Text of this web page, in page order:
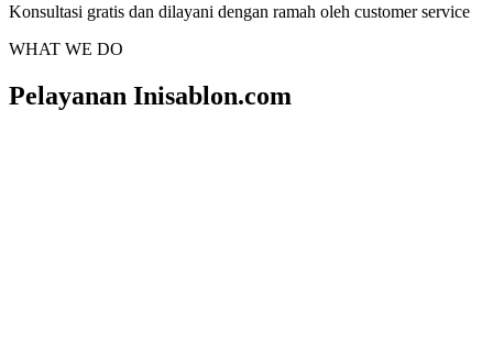
Konsultasi gratis dan dilayani dengan ramah oleh customer service
WHAT WE DO
Pelayanan Inisablon.com